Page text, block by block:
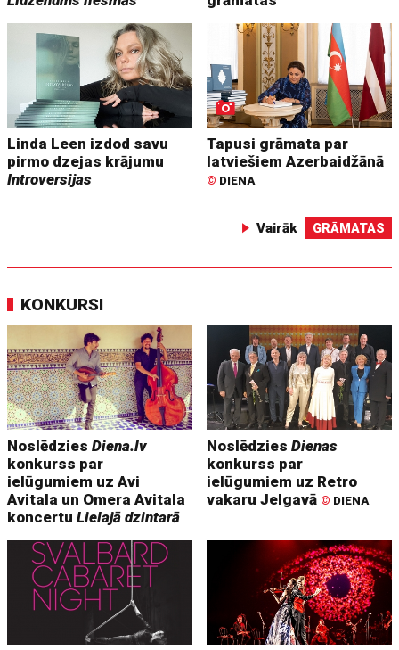
Linda Leen izdod savu
pirmo dzejas krājumu
Introversijas
Tapusi grāmata par
latviešiem Azerbaidžānā
© DIENA
Vairāk GRĀMATAS
KONKURSI
NoslēdziesDiena.lv
konkurss par
ielūgumiem uz Avi
Avitala un Omera Avitala
koncertuLielajā dzintarā
NoslēdziesDienas
konkurss par
ielūgumiem uz Retro
vakaru Jelgavā © DIENA